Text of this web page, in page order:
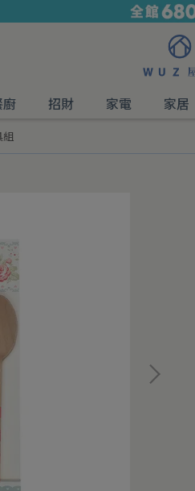
招財 家電 家居